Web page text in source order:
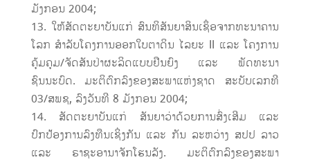
ມັງກອນ 2004;
ໃຫ້ສັດຕະຍາບັນແກ່ ສົນທິສັນຍາສິນເຊຶ່ອຈາກທະນາຄານ
ໂລກ ສຳລັບໂຄງການອອກໃບຕາດິນ ໄລຍະ II ແລະ ໂຄງການ
ຄຸ້ມຄຸມ/ຈັດສັນປ່າຜະລິດແບບຢືນຍົງ ແລະ ພັດທະນາ
ຊົນນະບົດ. ມະຕິຕົກລົງຂອງສະພາແຫ່ງຊາດ ສະບັບເລກທີ
03/ສພຊ, ລົງວັນທີ 8 ມັງກອນ 2004;
ສັດຕະຍາບັນແກ່ ສັນຍາວ່າດ້ວຍການສົ່ງເສີມ ແລະ
ປົກປ້ອງການລົງທືນເຊິ່ງກັນ ແລະ ກັນ ລະຫວ່າງ ສປປ ລາວ
ແລະ ຣາຊະອານາຈັກໂຮນລັງ. ມະຕິຕົກລົງຂອງສະພາ